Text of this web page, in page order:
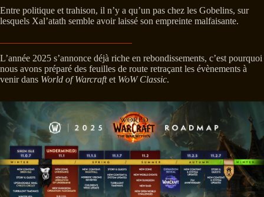
Entre politique et trahison, il n’y a qu’un pas chez les Gobelins, sur
lesquels Xal’atath semble avoir laissé son empreinte malfaisante.
L’année 2025 s’annonce déjà riche en rebondissements, c’est pourquoi
nous avons préparé des feuilles de route retraçant les évènements à
venir dans World of Warcraftet WoW Classic.